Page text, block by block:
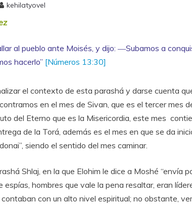
kehilatyovel
al pueblo ante Moisés, y dijo: ―Subamos a
hacerlo” [Números 13:30]
el contexto de esta parashá y darse cuenta
en el mes de Sivan, que es el tercer mes
del Eterno que es la Misericordia, este mes
de la Torá, además es el mes en que se da
siendo el sentido del mes caminar.
Shlaj, en la que Elohim le dice a Moshé “envía
espías, hombres que vale la pena resaltar, eran
con un alto nivel espiritual; no obstante,